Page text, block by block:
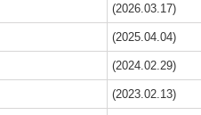
(2026 .03.17)
(2025 .04.04)
(2024.02.29)
(2023.02.13)